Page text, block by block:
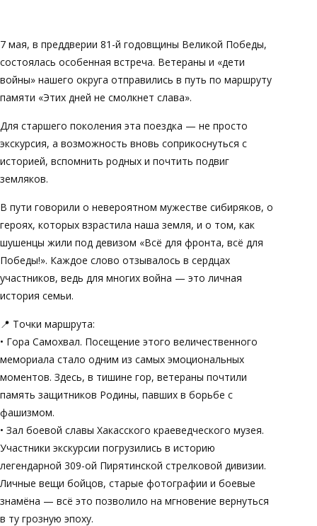
7 мая, в преддверии 81-й годовщины Великой Победы,
состоялась особенная встреча. Ветераны и «дети
войны» нашего округа отправились в путь по маршруту
памяти «Этих дней не смолкнет слава».
Для старшего поколения эта поездка — не просто
экскурсия, а возможность вновь соприкоснуться с
историей, вспомнить родных и почтить подвиг
земляков.
В пути говорили о невероятном мужестве сибиряков, о
героях, которых взрастила наша земля, и о том, как
шушенцы жили под девизом «Всё для фронта, всё для
Победы!». Каждое слово отзывалось в сердцах
участников, ведь для многих война — это личная
история семьи.
📍 Точки маршрута:
• Гора Самохвал. Посещение этого величественного
мемориала стало одним из самых эмоциональных
моментов. Здесь, в тишине гор, ветераны почтили
память защитников Родины, павших в борьбе с
фашизмом.
• Зал боевой славы Хакасского краеведческого музея.
Участники экскурсии погрузились в историю
легендарной 309-ой Пирятинской стрелковой дивизии.
Личные вещи бойцов, старые фотографии и боевые
знамёна — всё это позволило на мгновение вернуться
в ту грозную эпоху.